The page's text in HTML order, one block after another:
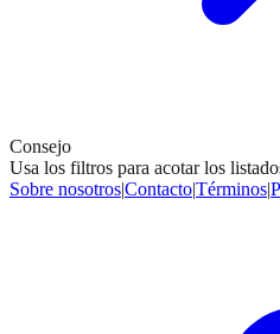
Consejo
Usa los filtros para acotar los
Sobre nosotros|Contacto|Términos|